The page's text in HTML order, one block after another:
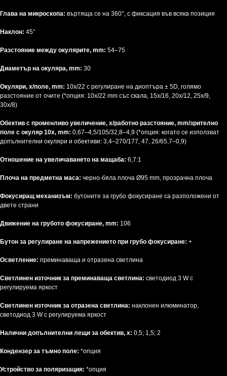
Глава на микроскопа: въртяща се на 360°, с фиксация във всяка позиция
Наклон: 45°
Разстояние между окулярите, mm: 54–75
Диаметър на окуляра, mm: 30
Окуляри, x/поле, mm: 10x/22 с регулиране на диоптъра ± 5D, голямо
разстояние от очите (*опция: 10x/22 mm със скала, 15x/16, 20x/12, 25x/9,
30x/8)
Обектив с променливо увеличение, x/работно разстояние, mm/зрително
поле с окуляр 10x, mm: 0,67–4,5/105/32,8–4,9 (*опция: когато се използват
допълнителни окуляри и обективи: 3,4–270/177, 47, 26/65,7–0,9)
Отношение на увеличаването на мащаба: 6,7:1
Плоча на предметна маса: черно-бяла плоча Ø95 mm, прозрачна плоча
Фокусиращ механизъм: бутоните за грубо фокусиране са разположени от
двете страни
Движение на грубото фокусиране, mm: 106
Бутон за регулиране на напрежението при грубо фокусиране: +
Осветление: преминаваща и отразена светлина
Светлинен източник за преминаваща светлина: светодиод 3 W с
регулируема яркост
Светлинен източник за отразена светлина: наклонен илюминатор,
светодиод 3 W с регулируема яркост
Налични допълнителни лещи за обектив, x: 0,5; 1,5; 2
Кондензер за тъмно поле: *опция
Устройство за поляризация: *опция